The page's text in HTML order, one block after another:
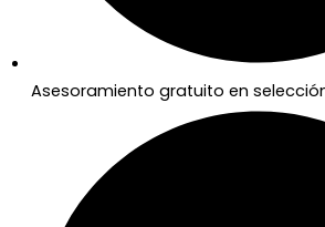
Asesoramiento gratuito en